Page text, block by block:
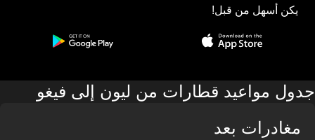
يكن أسهل من قبل!
جدول مواعيد قطارات من ليون إلى فيغو
مغادرات بعد